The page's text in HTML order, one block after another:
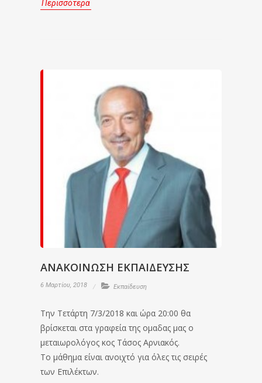
Περισσότερα
ΑΝΑΚΟΙΝΩΣΗ ΕΚΠΑΙΔΕΥΣΗΣ
6 Μαρτίου, 2018 Εκπαίδευση
Την Τετάρτη 7/3/2018 και ώρα 20:00 θα
βρίσκεται στα γραφεία της ομαδας μας ο
μεταιωρολόγος κος Τάσος Αρνιακός.
Το μάθημα είναι ανοιχτό για όλες τις σειρές
των Επιλέκτων.